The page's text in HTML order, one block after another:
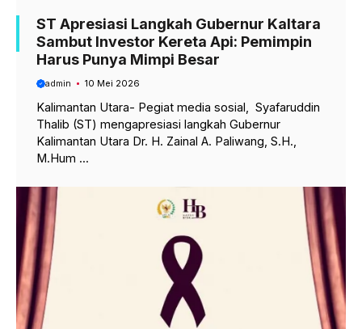
ST Apresiasi Langkah Gubernur Kaltara
Sambut Investor Kereta Api: Pemimpin
Harus Punya Mimpi Besar
admin 10 Mei 2026
Kalimantan Utara- Pegiat media sosial, Syafaruddin
Thalib (ST) mengapresiasi langkah Gubernur
Kalimantan Utara Dr. H. Zainal A. Paliwang, S.H.,
M.Hum ...